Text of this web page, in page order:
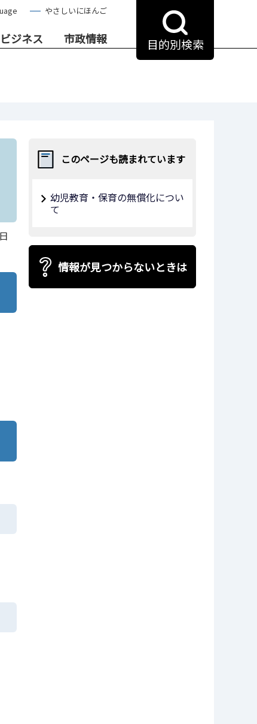
やさしいにほんご
ジネス 市政情報 目的別検索
このページも読まれています
幼児教育・保育の無償化につい
て
情報が見つからないときは